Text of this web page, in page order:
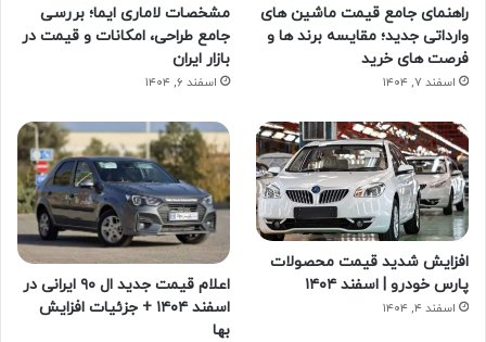
راهنمای جامع قیمت ماشین های
وارداتی جدید؛ مقایسه برند ها و
فرصت های خرید
اسفند ۷, ۱۴۰۴
مشخصات لاماری ایما؛ بررسی
جامع طراحی، امکانات و قیمت در
بازار ایران
اسفند ۶, ۱۴۰۴
افزایش شدید قیمت محصولات
پارس خودرو | اسفند ۱۴۰۴
اسفند ۴, ۱۴۰۴
اعلام قیمت جدید ال ۹۰ ایرانی در
اسفند ۱۴۰۴ + جزئیات افزایش
بها